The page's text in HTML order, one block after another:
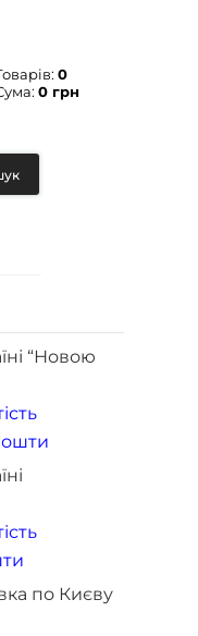
0
0 грн
“Новою
по Києву